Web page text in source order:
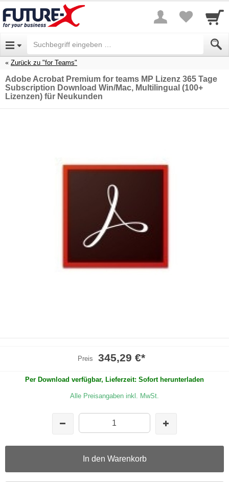
Zurück zu "for Teams"
Adobe Acrobat Premium for teams MP Lizenz 365 Tage
Subscription Download Win/Mac, Multilingual (100+
Lizenzen) für Neukunden
Preis 345,29 €*
Per Download verfügbar, Lieferzeit: Sofort herunterladen
Alle Preisangaben inkl. MwSt.
In den Warenkorb